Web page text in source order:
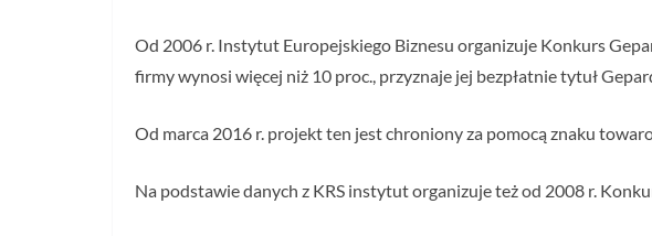
Od 2006 r. Instytut Europejskiego Biznesu organizuje Konkurs
firmy wynosi więcej niż 10 proc., przyznaje jej bezpłatnie tytuł
Od marca 2016 r. projekt ten jest chroniony za pomocą znaku
Na podstawie danych z KRS instytut organizuje też od 2008 r.